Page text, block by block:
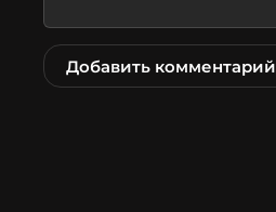
Добавить комментарий